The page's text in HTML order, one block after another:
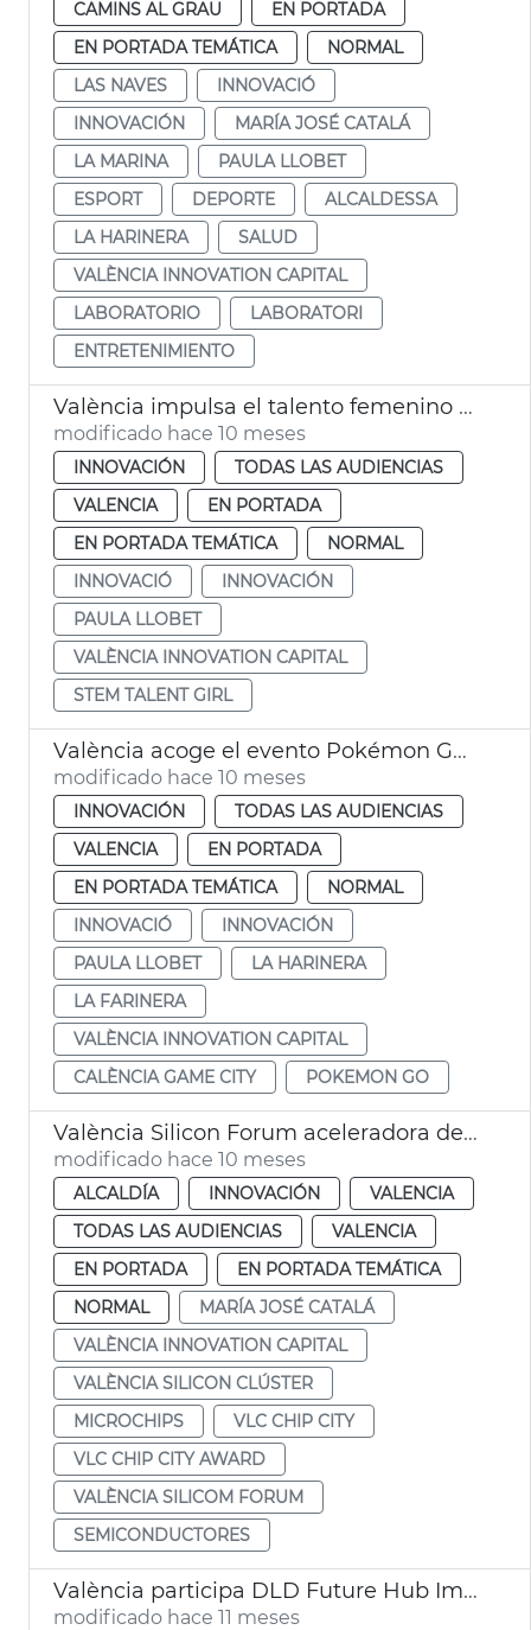
CAMINS AL GRAU
EN PORTADA
EN PORTADA TEMÁTICA
NORMAL
LAS NAVES
INNOVACIÓ
INNOVACIÓN
MARÍA JOSÉ CATALÁ
LA MARINA
PAULA LLOBET
ESPORT
DEPORTE
ALCALDESSA
LA HARINERA
SALUD
VALÈNCIA INNOVATION CAPITAL
LABORATORIO
LABORATORI
ENTRETENIMIENTO
València impulsa el talento femenino STEM Talent Girl
modificado hace 10 meses
INNOVACIÓN
TODAS LAS AUDIENCIAS
VALENCIA
EN PORTADA
EN PORTADA TEMÁTICA
NORMAL
INNOVACIÓ
INNOVACIÓN
PAULA LLOBET
VALÈNCIA INNOVATION CAPITAL
STEM TALENT GIRL
València acoge el evento Pokémon GO City Safari 2025
modificado hace 10 meses
INNOVACIÓN
TODAS LAS AUDIENCIAS
VALENCIA
EN PORTADA
EN PORTADA TEMÁTICA
NORMAL
INNOVACIÓ
INNOVACIÓN
PAULA LLOBET
LA HARINERA
LA FARINERA
VALÈNCIA INNOVATION CAPITAL
CALÈNCIA GAME CITY
POKEMON GO
València Silicon Forum aceleradora de talento
modificado hace 10 meses
ALCALDÍA INNOVACIÓN
VALENCIA
TODAS LAS AUDIENCIAS
VALENCIA
EN PORTADA
EN PORTADA TEMÁTICA
NORMAL
MARÍA JOSÉ CATALÁ
VALÈNCIA INNOVATION CAPITAL
VALÈNCIA SILICON CLÚSTER
MICROCHIPS
VLC CHIP CITY
VLC CHIP CITY AWARD
VALÈNCIA SILICOM FORUM
SEMICONDUCTORES
València participa DLD Future Hub Impact of AI
modificado hace 11 meses